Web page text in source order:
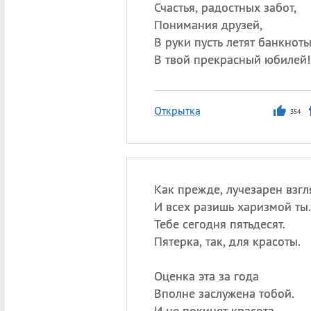
Счастья, радостных забот,
Понимания друзей,
В руки пусть летят банкноты
В твой прекрасный юбилей!
Открытка 354
Как прежде, лучезарен
И всех разишь харизмой ты.
Тебе сегодня пятьдесят.
Пятерка, так, для красоты.
Оценка эта за года
Вполне заслужена тобой.